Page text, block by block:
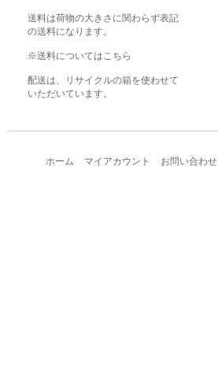
送料は荷物の大きさに関わらず表記
の送料になります。
※送料についてはこちら
配送は、リサイクルの箱を使わせて
いただいています。
ホーム マイアカウント お問い合わせ